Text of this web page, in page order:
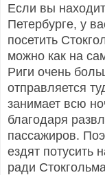
Если вы
Петербурге, у
посетить
можно как на
Риги очень
отправляется
занимает всю
благодаря
пассажиров.
ездят потусить
ради